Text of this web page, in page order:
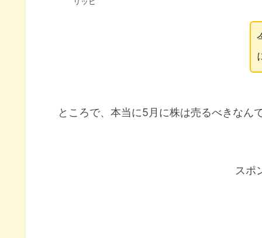
ところで、本当に5月に株は売るべきなん
スポ